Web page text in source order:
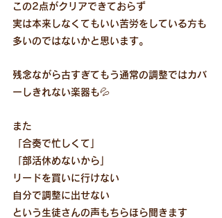
この2点がクリアできておらず
実は本来しなくてもいい苦労をしている方も
多いのではないかと思います。
残念ながら古すぎてもう通常の調整ではカバ
ーしきれない楽器も💦
また
「合奏で忙しくて」
「部活休めないから」
リードを買いに行けない
自分で調整に出せない
という生徒さんの声もちらほら聞きます